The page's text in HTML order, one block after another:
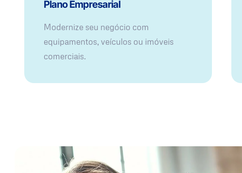
Plano Empresarial
Modernize seu negócio com
equipamentos, veículos ou imóveis
comerciais.